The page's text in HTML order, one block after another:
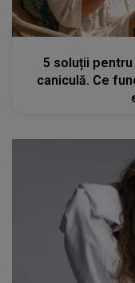
5 soluții
caniculă. Ce